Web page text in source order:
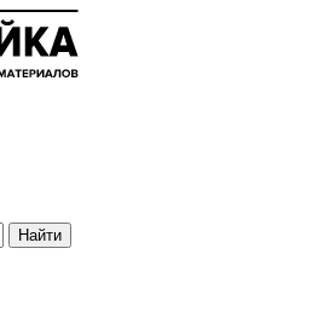
Найти